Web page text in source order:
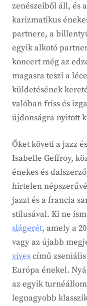
zenészeiből áll, és
karizmatikus
partnere, a
egyik alkotó
koncert még az
magasra teszi a
küldetésének
valóban friss és
újdonságra nyitott
Őket követi a jazz
Isabelle Geffroy,
énekes és
hirtelen
jazzt és a francia
stílusával. Ki ne
slágerét, amely a
vagy az újabb
vivescímű
Európa énekel.
az egyik
legnagyobb